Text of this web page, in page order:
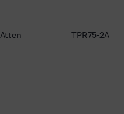
Atten TPR75-2A